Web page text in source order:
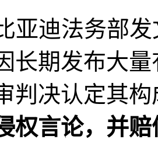
亚迪法务部
长期发布大
判决认定其
权言论，并